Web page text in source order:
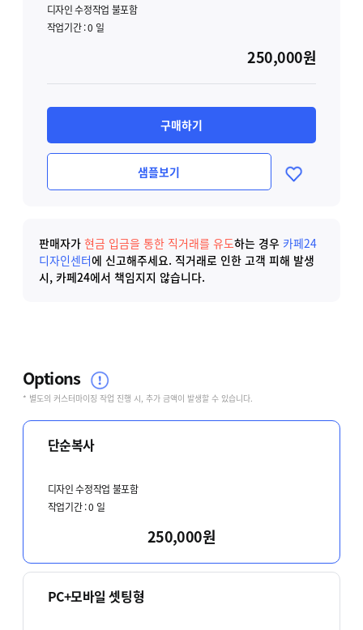
Options
* 별도의 커스터마이징 작업 진행 시, 추가 금액이 발생할 수 있습니다.
단순복사
디자인 수정작업 불포함
작업기간 :0 일
250,000원
PC+모바일 셋팅형
디자인 수정작업 불포함
작업기간 :0 일
250,000원
구매하기
샘플보기
판매자가 현금 입금을 통한 직거래를 유도하는 경우 카페24
디자인센터에 신고해주세요. 직거래로 인한 고객 피해 발생
시, 카페24에서 책임지지 않습니다.